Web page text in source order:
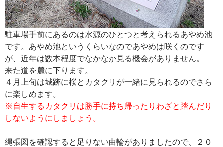
駐車場手前にあるのは水源のひとつと考えられるあやめ池
です。あやめ池というくらいなのであやめは咲くのです
が、近年は数本程度でなかなか見る機会がありません。
来た道を麓に下ります。
４月上旬は城跡に桜とカタクリが一緒に見られるのでさら
に楽しめます。
※自生するカタクリは勝手に持ち帰ったりわざと踏んだり
しないようにしましょう。
縄張図を確認すると足りない曲輪がありましたので、２０